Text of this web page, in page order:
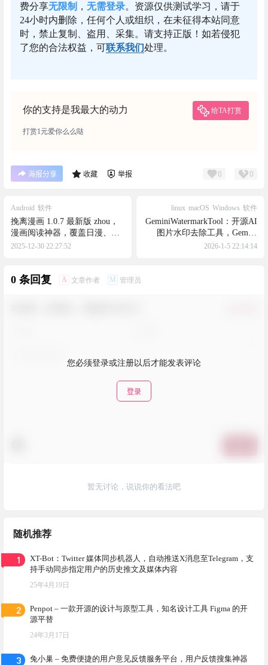
费分享无限制 ， 无需登录。资源仅供测试学习，请于
24小时内删除，任何个人或组织，在未征得本站同意
时，禁止复制、盗用、采集。请支持正版！如若侵犯
了您的合法权益，可联系我们处理。
你的支持是我最大的动力 给TA打赏
打赏1元爱你么么哒
海报分享 收藏 举报 0 0
Android 软件
挽离漫画 1.0.7 最新版 zhou，
漫画阅读神器，覆盖日漫、国
漫、韩漫、欧美漫画等全球热
2025-12-30 22:27:52
linux macOS Windows 软件
GeminiWatermarkTool：开源AI
图片水印去除工具，Gemini
Nano Banana / Pro 水印移除
2026-1-5 22:14:14
0 条回复 A 文章作者 M 管理员
您必须登录或注册以后才能发表评论
登录
暂无讨论，说说你的看法吧
随机推荐
1
XT-Bot：Twitter 媒体同步机器人，自动推送X消息至Telegram，支
持手动同步指定用户的历史推文及媒体内容
25年4月19日
2
Penpot – 一款开源的设计与原型工具，知名设计工具 Figma 的开
源平替
24年3月17日
3 兔小巢 – 免费便捷的用户意见反馈服务平台，用户反馈搜集神器